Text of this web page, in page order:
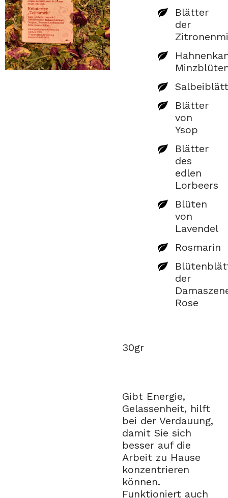
Blätter
der
Blätter
von
Ysop
Blätter
des
edlen
Lorbeers
Blüten
von
Lavendel
Rosmarin
der
Rose
30gr
Gibt Energie,
Gelassenheit, hilft
bei der Verdauung,
damit Sie sich
besser auf die
Arbeit zu Hause
konzentrieren
können.
Funktioniert auch